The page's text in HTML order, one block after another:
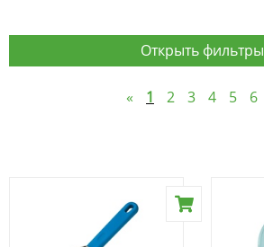
Открыть фильтры
« 1 2 3 4 5 6